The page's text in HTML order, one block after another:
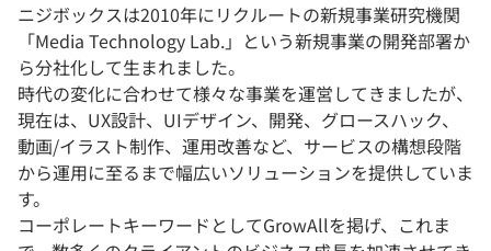
ニジボックスは2010年にリクルートの新規事業研究機関
「Media Technology Lab.」という新規事業の開発部署か
ら分社化して生まれました。
時代の変化に合わせて様々な事業を運営してきましたが、
現在は、UX設計、UIデザイン、開発、グロースハック、
動画/イラスト制作、運用改善など、サービスの構想段階
から運用に至るまで幅広いソリューションを提供していま
す。
コーポレートキーワードとしてGrowAllを掲げ、これま